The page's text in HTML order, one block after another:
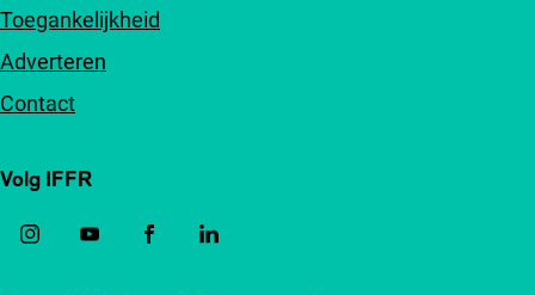
Toegankelijkheid
Adverteren
Contact
Volg IFFR